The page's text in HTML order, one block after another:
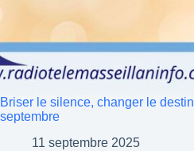
Briser le silence, changer le
septembre
11 septembre 2025